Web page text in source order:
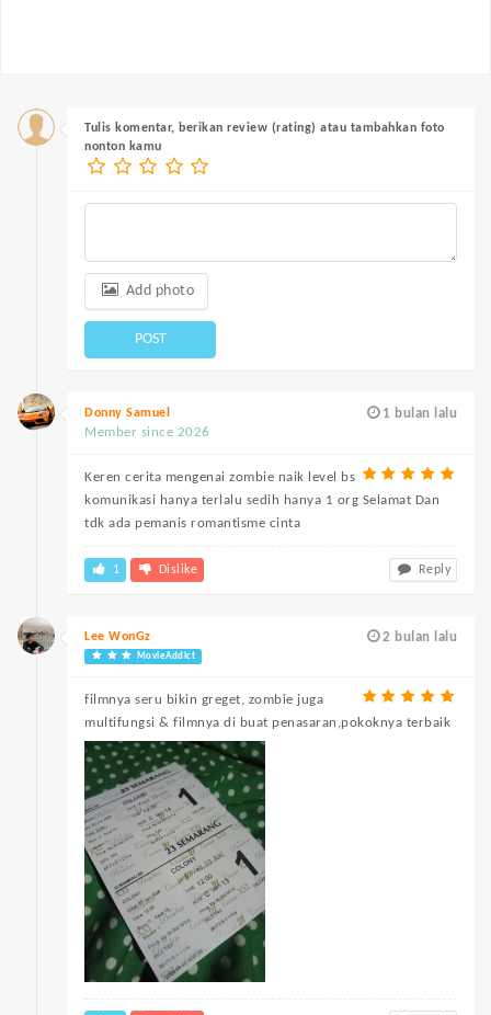
Tulis komentar, berikan review (rating) atau tambahkan foto
nonton kamu
Add photo
POST
1 bulan lalu
Donny Samuel
Member since 2026
Keren cerita mengenai zombie naik level bs
komunikasi hanya terlalu sedih hanya 1 org Selamat Dan
tdk ada pemanis romantisme cinta
1 Dislike Reply
2 bulan lalu
Lee WonGz
MovieAddict
filmnya seru bikin greget, zombie juga
multifungsi & filmnya di buat penasaran,pokoknya terbaik